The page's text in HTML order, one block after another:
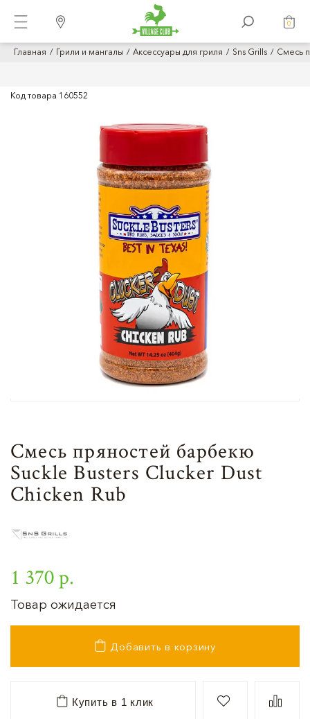
0
Главная Грили и мангалы Аксессуары для гриля Sns Grills Смесь
Код товара 160552
Смесь пряностей барбекю
Suckle Busters Clucker Dust
Chicken Rub
1 370 р.
Товар ожидается
Добавить в корзину
Купить в 1 клик